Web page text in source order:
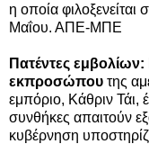
η οποία
Μαΐου. ΑΠΕ-ΜΠΕ
Πατέντες
εκπροσώπου της
εμπόριο, Κάθριν Τάι,
συνθήκες απαιτούν
κυβέρνηση